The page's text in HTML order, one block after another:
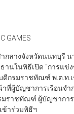
GAMES
กลางจังหวัดนนทบุรี
นในพิธีเปิด “การแข่
ดีกรมราชทัณฑ์ พ.ต.
ผู้บัญชาการเรือนจำ
มราชทัณฑ์ ผู้บัญชากา
ข้าร่วมพิธีฯ